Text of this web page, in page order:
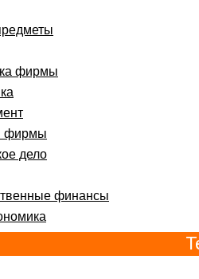
фирмы
фирмы
дело
финансы